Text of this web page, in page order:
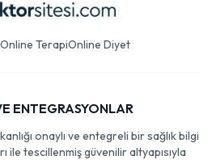
Online TerapiOnline Diyet
ENTEGRASYONLAR
onaylı ve entegreli bir sağlık bilgi
ile tescillenmiş güvenilir altyapısıyla